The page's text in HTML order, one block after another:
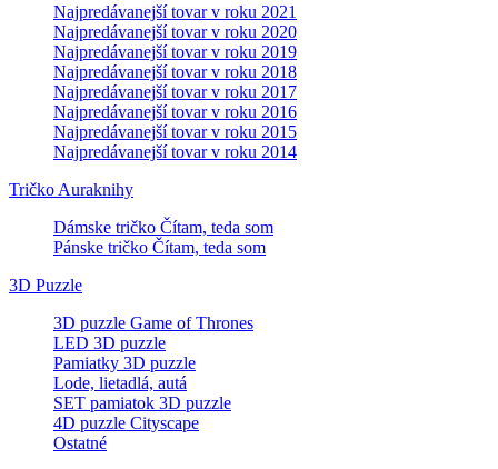
Najpredávanejší tovar v roku 2021
Najpredávanejší tovar v roku 2020
Najpredávanejší tovar v roku 2019
Najpredávanejší tovar v roku 2018
Najpredávanejší tovar v roku 2017
Najpredávanejší tovar v roku 2016
Najpredávanejší tovar v roku 2015
Najpredávanejší tovar v roku 2014
Tričko Auraknihy
Dámske tričko Čítam, teda som
Pánske tričko Čítam, teda som
3D Puzzle
3D puzzle Game of Thrones
LED 3D puzzle
Pamiatky 3D puzzle
Lode, lietadlá, autá
SET pamiatok 3D puzzle
4D puzzle Cityscape
Ostatné